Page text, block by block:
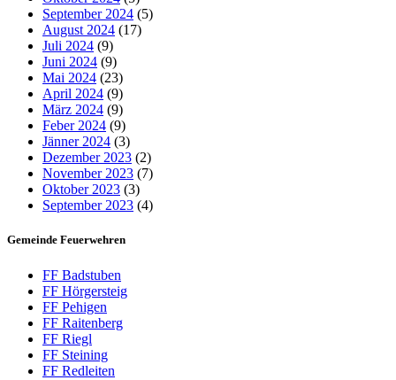
September 2024 (5)
August 2024 (17)
Juli 2024 (9)
Juni 2024 (9)
Mai 2024 (23)
April 2024 (9)
März 2024 (9)
Feber 2024 (9)
Jänner 2024 (3)
Dezember 2023 (2)
November 2023 (7)
Oktober 2023 (3)
September 2023 (4)
Gemeinde Feuerwehren
FF Badstuben
FF Hörgersteig
FF Pehigen
FF Raitenberg
FF Riegl
FF Steining
FF Redleiten